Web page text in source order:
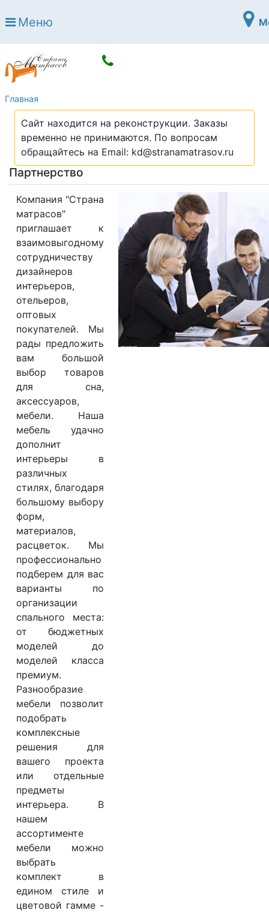
Open submenu (Матрасы)
Open submenu (Кровати)
Кровати
Open submenu (Аксессуары)
Open submenu (Диваны)
Диваны
Open submenu (Постельное белье)
Постельное белье
Open submenu (Мебель)
Мебель
Open submenu (Основания)
Основания
Open submenu (Детские матрасы)
Детские матрасы
Open submenu (Детские кровати)
Детские кровати
Open submenu (Шкафы)
Шкафы
О компании
Контакты
Доставка по городу
Меню
Главная
Сайт находится на реконструкции. Заказы
временно не принимаются. По вопросам
обращайтесь на Email: kd@stranamatrasov.ru
Партнерство
Компания "Страна
матрасов"
приглашает к
взаимовыгодному
сотрудничеству
дизайнеров
интерьеров,
отельеров,
оптовых
покупателей. Мы
рады предложить
вам большой
выбор товаров
для сна,
аксессуаров,
мебели. Наша
мебель удачно
дополнит
интерьеры в
различных
стилях, благодаря
большому выбору
форм,
материалов,
расцветок. Мы
профессионально
подберем для вас
варианты по
организации
спального места:
от бюджетных
моделей до
моделей класса
премиум.
Разнообразие
мебели позволит
подобрать
комплексные
решения для
вашего проекта
или отдельные
предметы
интерьера. В
нашем
ассортименте
мебели можно
выбрать
комплект в
едином стиле и
цветовой гамме -